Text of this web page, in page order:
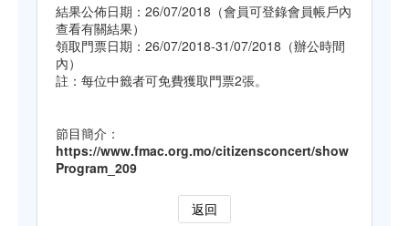
結果公佈日期：26/07/2018（會員可登錄會員帳戶內
查看有關結果）
領取門票日期：26/07/2018-31/07/2018（辦公時間
內）
註：每位中籤者可免費獲取門票2張。
節目簡介：
https://www.fmac.org.mo/citizensconcert/show
Program_209
返回